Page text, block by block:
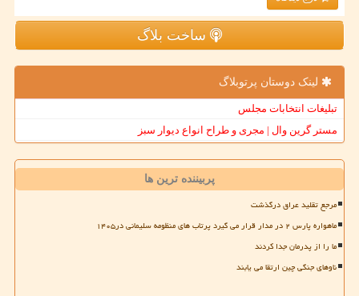
ساخت بلاگ
لینک دوستان پرتوبلاگ
تبلیغات انتخابات مجلس
مستر گرین وال | مجری و طراح انواع دیوار سبز
پربیننده ترین ها
مرجع تقلید عراق درگذشت
ماهواره پارس ۲ در مدار قرار می گیرد پرتاب های منظومه سلیمانی در۱۴۰۵
ما را از پدرمان جدا کردند
ناوهای جنگی چین ارتقا می یابند